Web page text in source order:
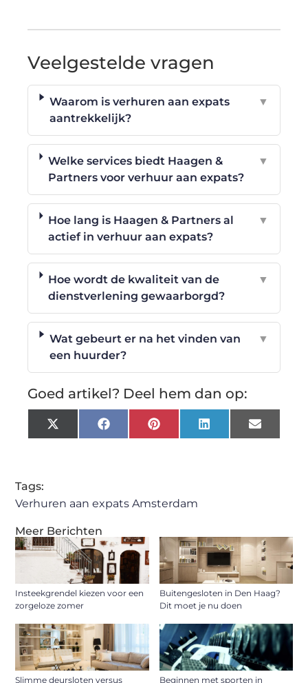
Meer Berichten
Insteekgrendel kiezen voor een
zorgeloze zomer
Buitengesloten in Den Haag?
Dit moet je nu doen
Slimme deursloten versus Beginnen met sporten in
Veelgestelde vragen
Waarom is verhuren aan expats
aantrekkelijk?
▼
Welke services biedt Haagen &
Partners voor verhuur aan expats?
▼
Hoe lang is Haagen & Partners al
actief in verhuur aan expats?
▼
Hoe wordt de kwaliteit van de
dienstverlening gewaarborgd?
▼
Wat gebeurt er na het vinden van
een huurder?
▼
Goed artikel? Deel hem dan op:
X
(Twitter)
FacebookPinterestLinkedInEmail
Tags:
Verhuren aan expats Amsterdam